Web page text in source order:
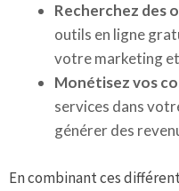
Recherchez des
outils en ligne
votre marketing
Monétisez vos
services dans
générer des
En combinant ces